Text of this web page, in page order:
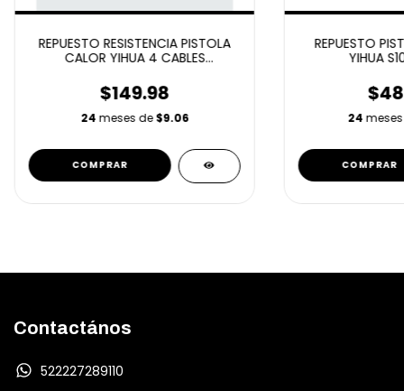
REPUESTO RESISTENCIA PISTOLA
CALOR YIHUA 4 CABLES
$149.98
24 meses de$9.06
REPUESTO
YIHUA
24
Contactános
522227289110